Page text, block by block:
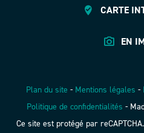
CARTE
EN
Plan du site - Mentions légales -
Politique de confidentialités -
Ce site est protégé par